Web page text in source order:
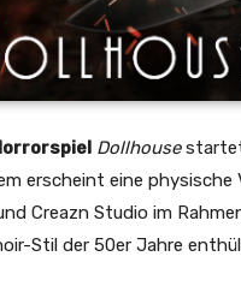
Dollhousestartet
erscheint eine physische
Creazn Studio im
Stil der 50er Jahre